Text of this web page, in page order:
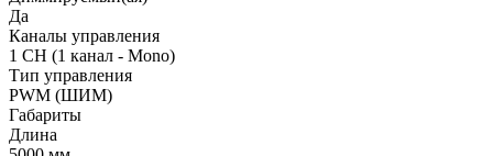
Да
Каналы управления
1 CH (1 канал - Mono)
Тип управления
PWM (ШИМ)
Габариты
Длина